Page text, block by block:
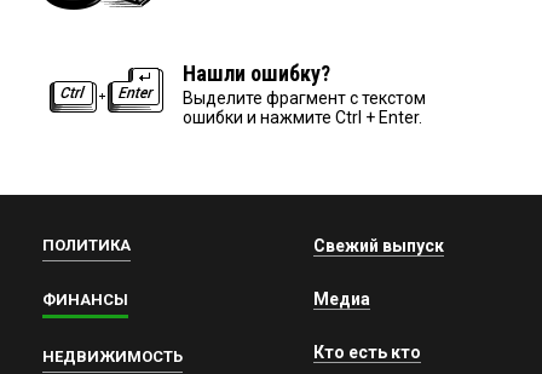
Нашли ошибку?
Выделите фрагмент с текстом
ошибки и нажмите Ctrl + Enter.
ПОЛИТИКА
ФИНАНСЫ
НЕДВИЖИМОСТЬ
Свежий выпуск
Медиа
Кто есть кто